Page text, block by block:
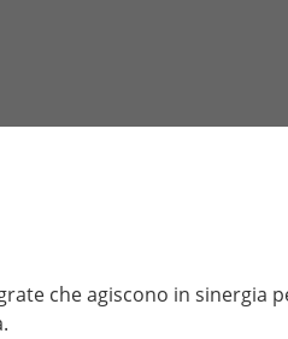
che agiscono in sinergia